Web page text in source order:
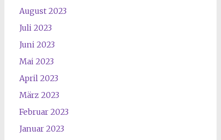
August 2023
Juli 2023
Juni 2023
Mai 2023
April 2023
März 2023
Februar 2023
Januar 2023